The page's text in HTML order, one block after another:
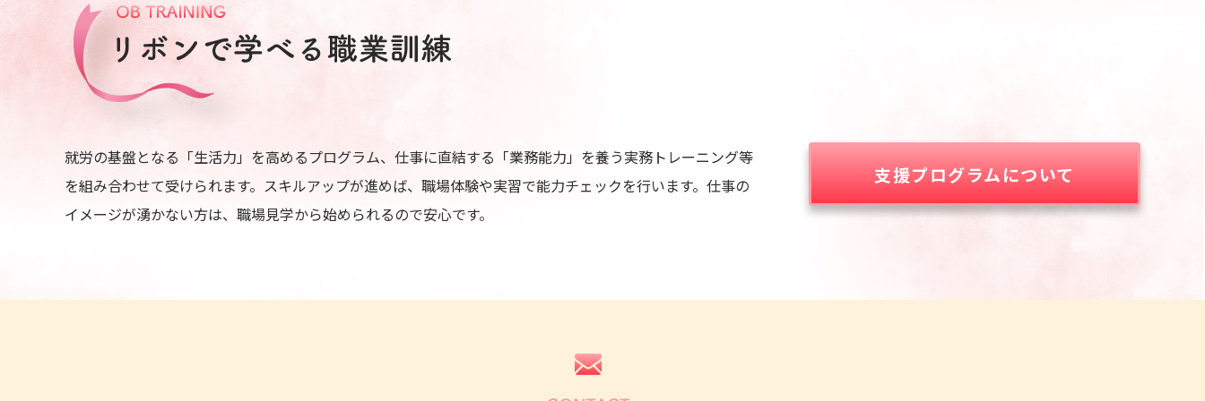
就労の基盤となる「生活力」を高めるプログラム、仕事に直結する「業務能力」を養う実務トレーニング等
を組み合わせて受けられます。スキルアップが進めば、職場体験や実習で能力チェックを行います。仕事の
イメージが湧かない方は、職場見学から始められるので安心です。
支援プログラムについて